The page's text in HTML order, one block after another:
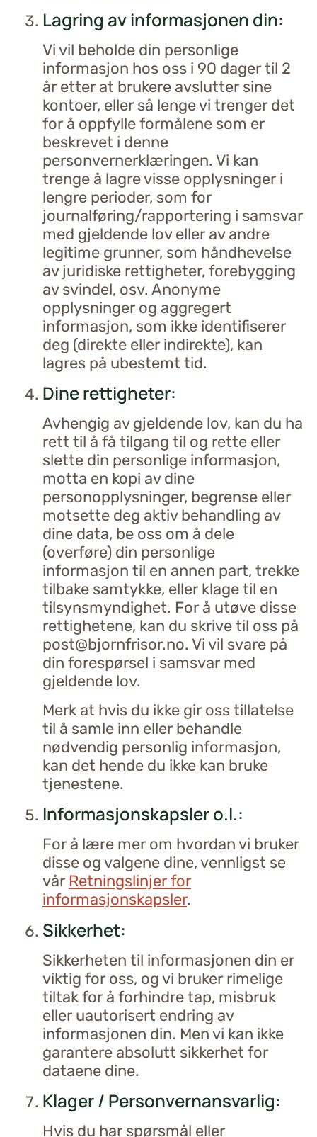
Lagring av informasjonen din:
Vi vil beholde din personlige
informasjon hos oss i 90 dager til 2
år etter at brukere avslutter sine
kontoer, eller så lenge vi trenger det
for å oppfylle formålene som er
beskrevet i denne
personvernerklæringen. Vi kan
trenge å lagre visse opplysninger i
lengre perioder, som for
journalføring/rapportering i samsvar
med gjeldende lov eller av andre
legitime grunner, som håndhevelse
av juridiske rettigheter, forebygging
av svindel, osv. Anonyme
opplysninger og aggregert
informasjon, som ikke identifiserer
deg (direkte eller indirekte), kan
lagres på ubestemt tid.
Dine rettigheter:
Avhengig av gjeldende lov, kan du ha
rett til å få tilgang til og rette eller
slette din personlige informasjon,
motta en kopi av dine
personopplysninger, begrense eller
motsette deg aktiv behandling av
dine data, be oss om å dele
(overføre) din personlige
informasjon til en annen part, trekke
tilbake samtykke, eller klage til en
tilsynsmyndighet. For å utøve disse
rettighetene, kan du skrive til oss på
post@bjornfrisor.no. Vi vil svare på
din forespørsel i samsvar med
gjeldende lov.
Merk at hvis du ikke gir oss tillatelse
til å samle inn eller behandle
nødvendig personlig informasjon,
kan det hende du ikke kan bruke
tjenestene.
Informasjonskapsler o.l.:
For å lære mer om hvordan vi bruker
disse og valgene dine, vennligst se
vår Retningslinjer for
informasjonskapsler.
Sikkerhet:
Sikkerheten til informasjonen din er
viktig for oss, og vi bruker rimelige
tiltak for å forhindre tap, misbruk
eller uautorisert endring av
informasjonen din. Men vi kan ikke
garantere absolutt sikkerhet for
dataene dine.
Klager / Personvernansvarlig:
Hvis du har spørsmål eller